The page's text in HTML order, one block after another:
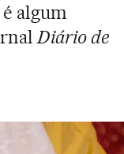
algum
Diário de